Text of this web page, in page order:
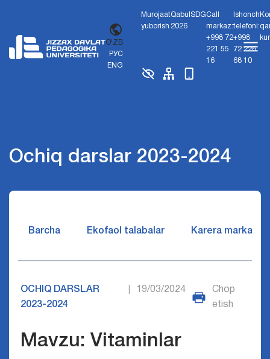
O'ZB
РУС
ENG
Murojaat
yuborish
Qabul
2026
SDGCall
markaz:
+998 72
221 55
16
Ishonch
telefoni:
+998
72 226
68 10
Ochiq darslar 2023-2024
Barcha Ekofaol talabalar Karera markazi
OCHIQ DARSLAR
2023-2024
19/03/2024
Chop
etish
Mavzu: Vitaminlar